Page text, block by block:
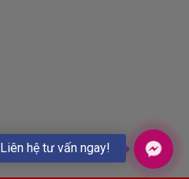
Liên hệ tư vấn ngay!